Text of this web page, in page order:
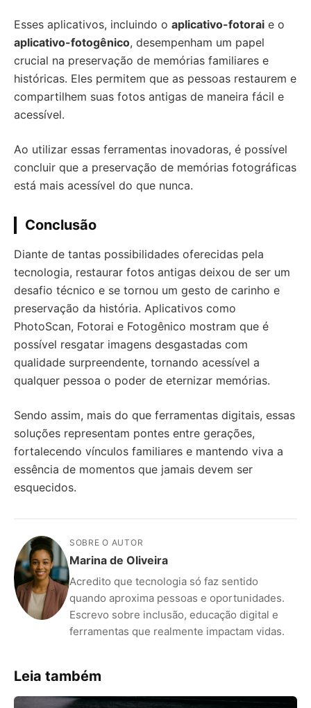
Esses aplicativos, incluindo o aplicativo-fotorai e o
aplicativo-fotogênico, desempenham um papel
crucial na preservação de memórias familiares e
históricas. Eles permitem que as pessoas restaurem e
compartilhem suas fotos antigas de maneira fácil e
acessível.
Ao utilizar essas ferramentas inovadoras, é possível
concluir que a preservação de memórias fotográficas
está mais acessível do que nunca.
Conclusão
Diante de tantas possibilidades oferecidas pela
tecnologia, restaurar fotos antigas deixou de ser um
desafio técnico e se tornou um gesto de carinho e
preservação da história. Aplicativos como
PhotoScan, Fotorai e Fotogênico mostram que é
possível resgatar imagens desgastadas com
qualidade surpreendente, tornando acessível a
qualquer pessoa o poder de eternizar memórias.
Sendo assim, mais do que ferramentas digitais, essas
soluções representam pontes entre gerações,
fortalecendo vínculos familiares e mantendo viva a
essência de momentos que jamais devem ser
esquecidos.
SOBRE O AUTOR
Marina de Oliveira
Acredito que tecnologia só faz sentido
quando aproxima pessoas e oportunidades.
Escrevo sobre inclusão, educação digital e
ferramentas que realmente impactam vidas.
Leia também